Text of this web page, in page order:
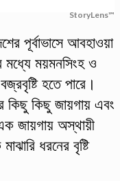
StoryLens™
পূর্বাভাসে আবহাওয়া
মধ্যে ময়মনসিংহ ও
হতে পারে।
কিছু কিছু জায়গায় এবং
জায়গায় অস্থায়ী
ধরনের বৃষ্টি